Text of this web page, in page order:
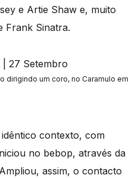
e Artie Shaw e, muito
Frank Sinatra.
dirigindo um coro, no Caramulo em
contexto, com
no bebop, através da
assim, o contacto